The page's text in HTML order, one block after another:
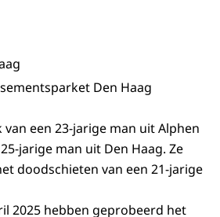
Den Haag
een 23-jarige man uit Alphen
jarige man uit Den Haag. Ze
doodschieten van een 21-jarige
2025 hebben geprobeerd het